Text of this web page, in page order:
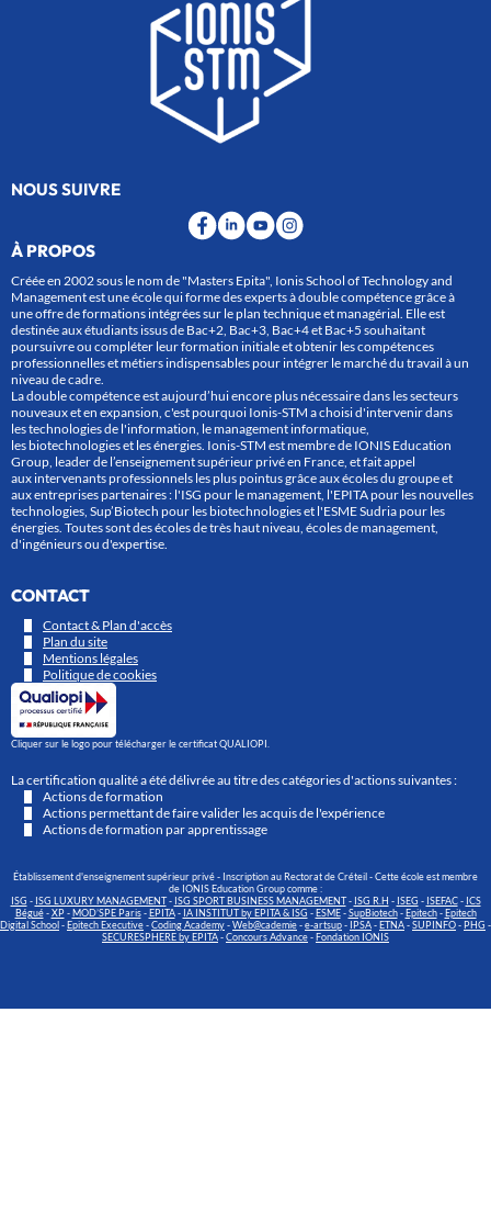
NOUS SUIVRE
À PROPOS
Créée en 2002 sous le nom de "Masters Epita", Ionis School of Technology and
Management est une école qui forme des experts à double compétence grâce à
une offre de formations intégrées sur le plan technique et managérial. Elle est
destinée aux étudiants issus de Bac+2, Bac+3, Bac+4 et Bac+5 souhaitant
poursuivre ou compléter leur formation initiale et obtenir les compétences
professionnelles et métiers indispensables pour intégrer le marché du travail à un
niveau de cadre.
La double compétence est aujourd’hui encore plus nécessaire dans les secteurs
nouveaux et en expansion, c'est pourquoi Ionis-STM a choisi d'intervenir dans
les technologies de l'information, le management informatique,
les biotechnologies et les énergies. Ionis-STM est membre de IONIS Education
Group, leader de l’enseignement supérieur privé en France, et fait appel
aux intervenants professionnels les plus pointus grâce aux écoles du groupe et
aux entreprises partenaires : l'ISG pour le management, l'EPITA pour les nouvelles
technologies, Sup’Biotech pour les biotechnologies et l'ESME Sudria pour les
énergies. Toutes sont des écoles de très haut niveau, écoles de management,
d'ingénieurs ou d'expertise.
CONTACT
Contact & Plan d'accès
Plan du site
Mentions légales
Politique de cookies
Cliquer sur le logo pour télécharger le certificat QUALIOPI.
La certification qualité a été délivrée au titre des catégories d'actions suivantes :
Actions de formation
Actions permettant de faire valider les acquis de l'expérience
Actions de formation par apprentissage
Établissement d'enseignement supérieur privé - Inscription au Rectorat de Créteil - Cette école est membre
de IONIS Education Group comme :
ISG - ISG LUXURY MANAGEMENT- ISG SPORT BUSINESS MANAGEMENT- ISG R.H - ISEG - ISEFAC- ICS
Bégué-XP-MOD’SPE Paris-EPITA- IA INSTITUT by EPITA & ISG -ESME-SupBiotech-Epitech-Epitech
Digital School-Epitech Executive-Coding Academy-Web@cademie-e-artsup- IPSA-ETNA-SUPINFO-PHG -
SECURESPHERE by EPITA-Concours Advance-Fondation IONIS